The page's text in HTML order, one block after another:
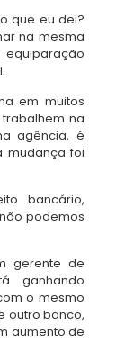
que eu dei?
na mesma
em muitos
na
agência, é
mudança foi
bancário,
podemos
gerente de
ganhando
o mesmo
outro banco,
aumento de